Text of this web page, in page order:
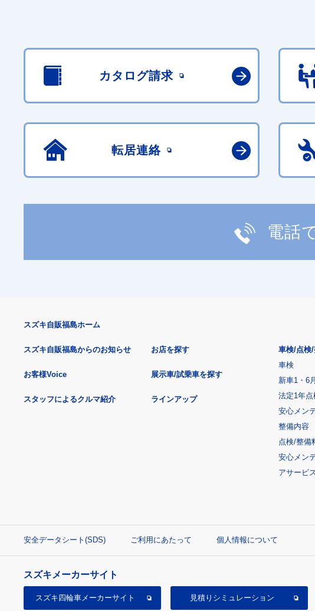
カタログ請求
転居連絡
電話
スズキ自販福島ホーム
スズキ自販福島からのお知らせ
お客様Voice
スタッフによるクルマ紹介
お店を探す
展示車/試乗車を探す
ラインアップ
車検/点検
車検
新車1・6
法定1年点
安心メン
整備内容
点検/整備
安心メン
アサービ
安全データシート(SDS) ご利用にあたって 個人情報について
スズキメーカーサイト
スズキ四輪車メーカーサイト 見積り シミュレーション